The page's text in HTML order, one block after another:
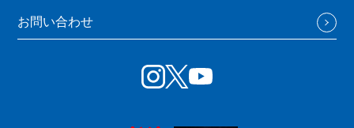
お問い合わせ